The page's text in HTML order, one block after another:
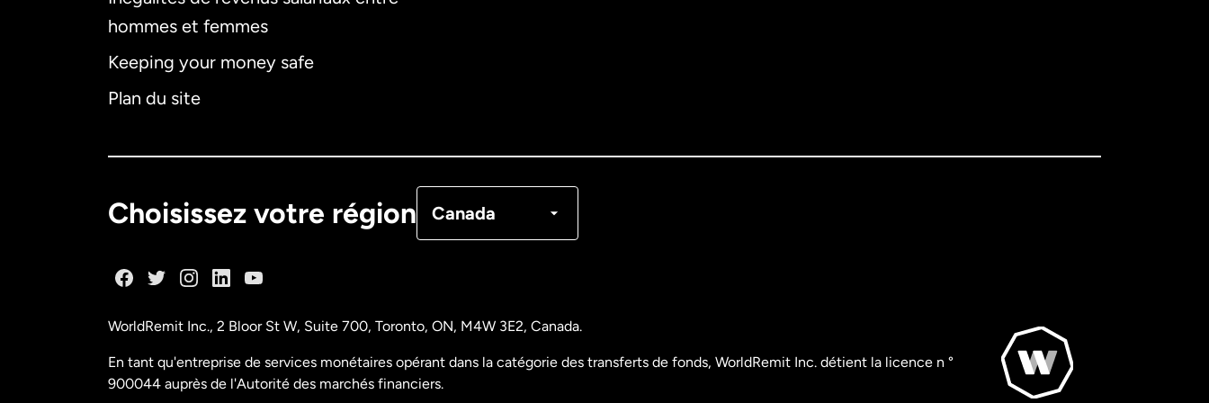
hommes et femmes
Keeping your money safe
Plan du site
Choisissez votre région Canada
États-Unis English
WorldRemit Inc., 2 Bloor St W, Suite 700, Toronto, ON, M4W 3E2, Canada.
En tant qu'entreprise de services monétaires opérant dans la catégorie des transferts de fonds, WorldRemit Inc. détient la licence n °
900044 auprès de l'Autorité des marchés financiers.